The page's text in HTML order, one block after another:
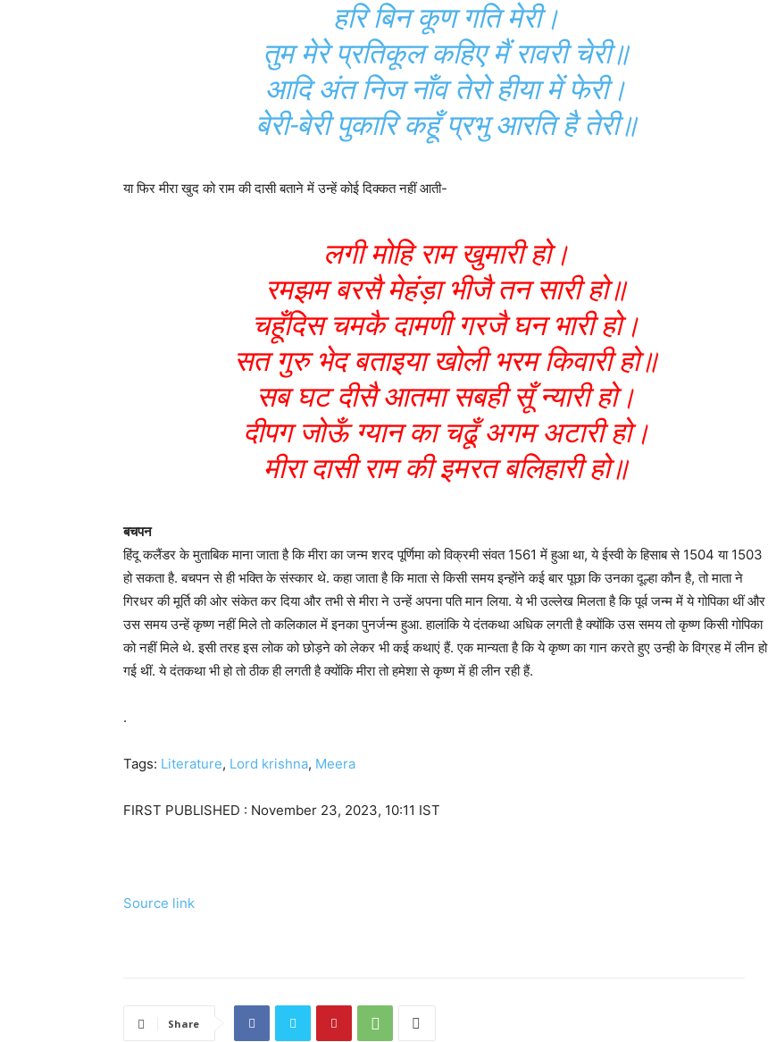
हरि बिन कूण गति मेरी।
तुम मेरे प्रतिकूल कहिए मैं रावरी चेरी॥
आदि अंत निज नाँव तेरो हीया में फेरी।
बेरी-बेरी पुकारि कहूँ प्रभु आरति है तेरी॥
या फिर मीरा खुद को राम की दासी बताने में उन्हें कोई दिक्कत नहीं आती-
लगी मोहि राम खुमारी हो।
रमझम बरसै मेहंड़ा भीजै तन सारी हो॥
चहूँदिस चमकै दामणी गरजै घन भारी हो।
सत गुरु भेद बताइया खोली भरम किवारी हो॥
सब घट दीसै आतमा सबही सूँ न्यारी हो।
दीपग जोऊँ ग्यान का चढूँ अगम अटारी हो।
मीरा दासी राम की इमरत बलिहारी हो॥
बचपन
हिंदू कलैंडर के मुताबिक माना जाता है कि मीरा का जन्म शरद पूर्णिमा को विक्रमी संवत 1561 में हुआ था, ये ईस्वी के हिसाब से 1504 या 1503
हो सकता है. बचपन से ही भक्ति के संस्कार थे. कहा जाता है कि माता से किसी समय इन्होंने कई बार पूछा कि उनका दूल्हा कौन है, तो माता ने
गिरधर की मूर्ति की ओर संकेत कर दिया और तभी से मीरा ने उन्हें अपना पति मान लिया. ये भी उल्लेख मिलता है कि पूर्व जन्म में ये गोपिका थीं और
उस समय उन्हें कृष्ण नहीं मिले तो कलिकाल में इनका पुनर्जन्म हुआ. हालांकि ये दंतकथा अधिक लगती है क्योंकि उस समय तो कृष्ण किसी गोपिका
को नहीं मिले थे. इसी तरह इस लोक को छोड़ने को लेकर भी कई कथाएं हैं. एक मान्यता है कि ये कृष्ण का गान करते हुए उन्ही के विग्रह में लीन हो
गई थीं. ये दंतकथा भी हो तो ठीक ही लगती है क्योंकि मीरा तो हमेशा से कृष्ण में ही लीन रही हैं.
.
Tags: Literature, Lord krishna, Meera
FIRST PUBLISHED : November 23, 2023, 10:11 IST
Source link
Share